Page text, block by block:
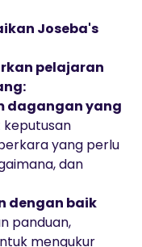
Joseba's
pelajaran
dagangan yang
yang perlu
dan
dengan baik
panduan,
mengukur